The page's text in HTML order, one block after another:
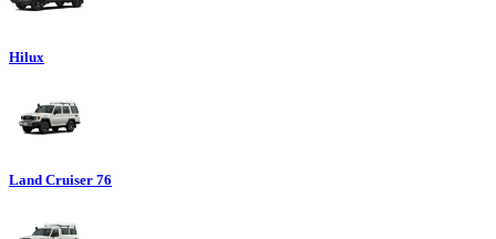
Hilux
Land Cruiser 76